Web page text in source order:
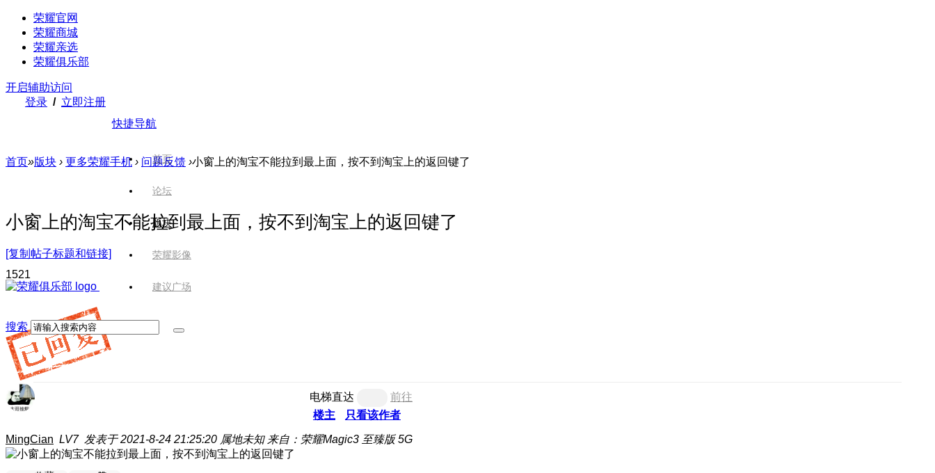
荣耀官网
荣耀商城
荣耀亲选
荣耀俱乐部
开启辅助访问
登录 / 立即注册
快捷导航
首页
论坛
版块
荣耀影像
建议广场
搜索
首页»版块 › 更多荣耀手机 › 问题反馈 ›小窗上的淘宝不能拉到最上面，按不到淘宝上的返回键了
小窗上的淘宝不能拉到最上面，按不到淘宝上的返回键了
[复制帖子标题和链接]
1521
电梯直达
前往
楼主
只看该作者
MingCian LV7 发表于 2021-8-24 21:25:20 属地未知 来自：荣耀Magic3 至臻版 5G